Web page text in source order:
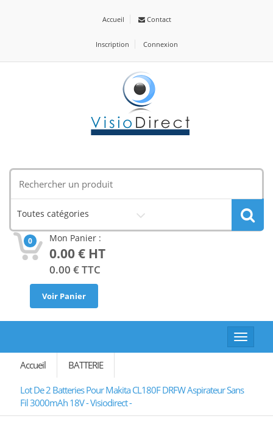
Accueil Contact
Inscription Connexion
Toutes catégories
0 Mon Panier :
0.00€ HT
0.00 € TTC
Voir Panier
Toggle
Accueil
BATTERIE
Lot De 2 Batteries Pour Makita CL180F DRFW Aspirateur Sans
Fil 3000mAh 18V - Visiodirect -